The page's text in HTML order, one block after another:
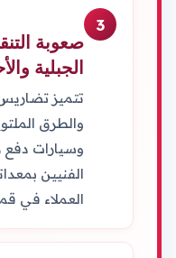
3
صعوبة
الجبلية
تتميز
والطرق
وسيارات
الفنيين
العملاء في